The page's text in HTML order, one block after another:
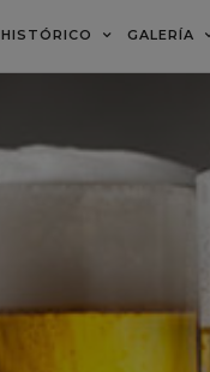
HISTÓRICO GALERÍA